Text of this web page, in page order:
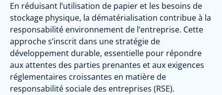
En réduisant l’utilisation de papier et les besoins de
stockage physique, la dématérialisation contribue à la
responsabilité environnement de l’entreprise. Cette
approche s’inscrit dans une stratégie de
développement durable, essentielle pour répondre
aux attentes des parties prenantes et aux exigences
réglementaires croissantes en matière de
responsabilité sociale des entreprises (RSE).